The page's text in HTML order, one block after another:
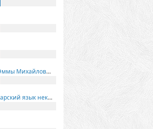
в день юбилея Эммы Михайловны Киселевой
перевод на болгарский язык некоторых моих стихов